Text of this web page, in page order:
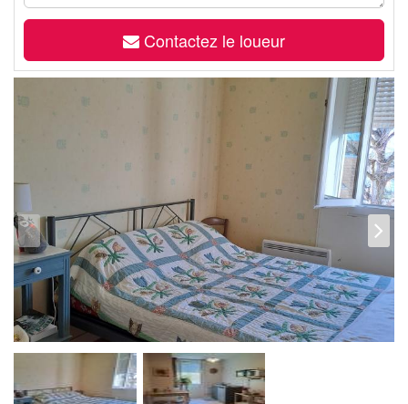
Contactez le loueur